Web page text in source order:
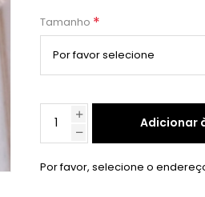
Tamanho *
Adicionar
Por favor, selecione o